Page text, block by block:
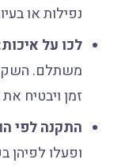
נפילות או
לכו על איכות:
משתלם.
זמן ויבטיח
התקנה לפי
ופעלו לפיהן